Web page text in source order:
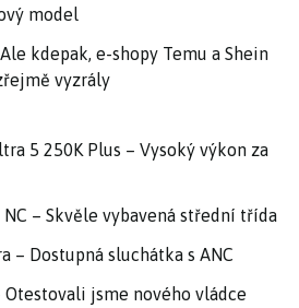
model
kdepak, e-shopy Temu a Shein
vyzrály
5 250K Plus – Vysoký výkon za
NC – Skvěle vybavená střední třída
– Dostupná sluchátka s ANC
Otestovali jsme nového vládce